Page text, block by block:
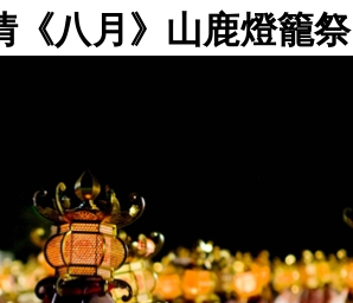
八月》山鹿燈籠祭